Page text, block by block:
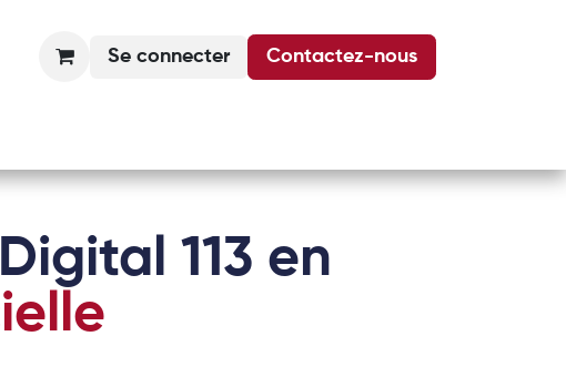
Se connecter Contactez-nous
113 en